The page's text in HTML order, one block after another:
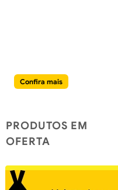
Confira mais
PRODUTOS EM
OFERTA